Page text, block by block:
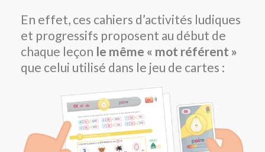
En effet, ces cahiers d’activités ludiques
et progressifs proposent au début de
chaque leçon le même « mot référent »
que celui utilisé dans le jeu de cartes :